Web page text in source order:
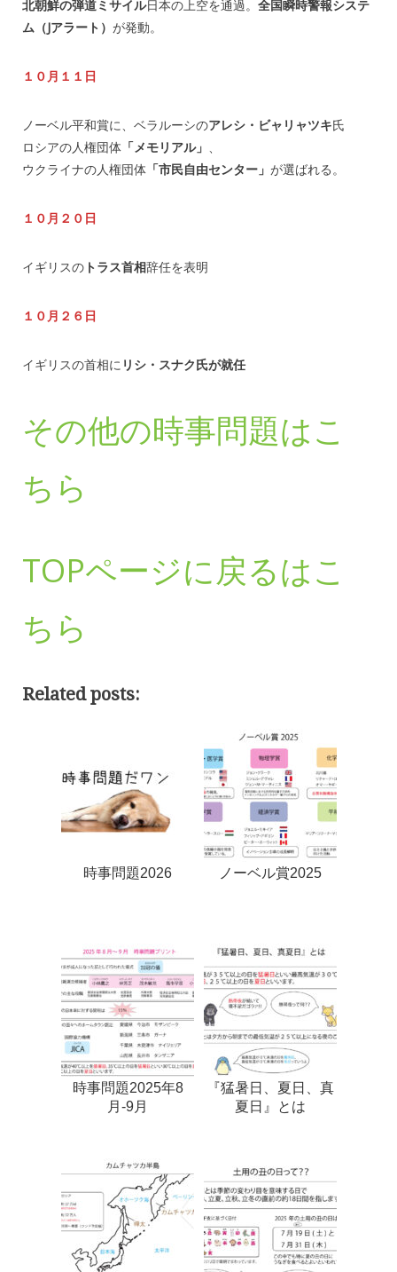
北朝鮮の弾道ミサイル日本の上空を通過。 全国瞬時警報システ
ム（Jアラート） が発動。
１０月１１日
ノーベル平和賞に、ベラルーシのアレシ・ビャリャツキ氏
ロシアの人権団体 「メモリアル」
ウクライナの人権団体 「市民自由センター」 が選ばれる。
１０月２０日
イギリスの トラス首相辞任を表明
１０月２６日
イギリスの首相に リシ・スナク氏が就任
その他の時事問題はこ
ちら
TOPページに戻るはこ
ちら
Related posts:
時事問題2026 ノーベル賞2025
時事問題2025年8
月-9月
『猛暑日、夏日、真
夏日』とは